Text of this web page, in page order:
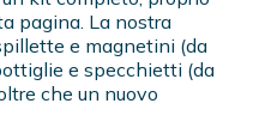
pagina. La nostra
e magnetini (da
e specchietti (da
che un nuovo